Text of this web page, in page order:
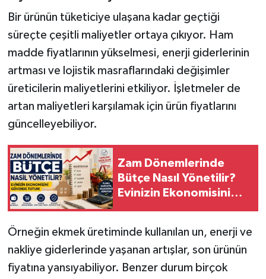
Bir ürünün tüketiciye ulaşana kadar geçtiği
süreçte çeşitli maliyetler ortaya çıkıyor. Ham
madde fiyatlarının yükselmesi, enerji giderlerinin
artması ve lojistik masraflarındaki değişimler
üreticilerin maliyetlerini etkiliyor. İşletmeler de
artan maliyetleri karşılamak için ürün fiyatlarını
güncelleyebiliyor.
Zam Dönemlerinde
Bütçe Nasıl Yönetilir?
Evinizin Ekonomisini
Örneğin ekmek üretiminde kullanılan un, enerji ve
nakliye giderlerinde yaşanan artışlar, son ürünün
fiyatına yansıyabiliyor. Benzer durum birçok